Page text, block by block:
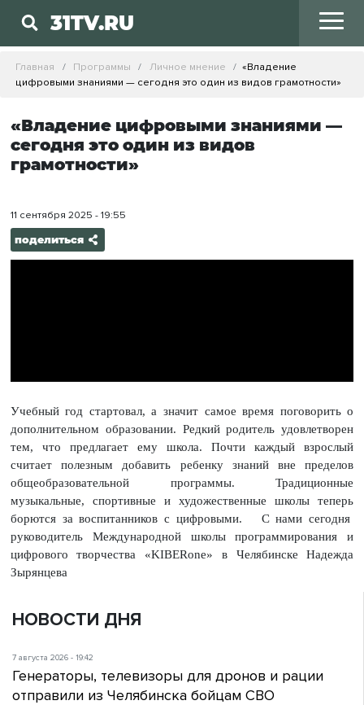
31TV.RU
Главная Программы Личное мнение
«Владение
цифровыми знаниями — сегодня это один из видов грамотности»
«Владение цифровыми знаниями —
сегодня это один из видов
грамотности»
11 сентября 2025 - 19:55
поделиться
Учебный год стартовал, а значит самое время поговорить о
дополнительном образовании. Редкий родитель удовлетворен
тем, что предлагает ему школа. Почти каждый взрослый
считает полезным добавить ребенку знаний вне пределов
общеобразовательной программы. Традиционные
музыкальные, спортивные и художественные школы теперь
борются за воспитанников с цифровыми. С нами сегодня
руководитель Международной школы программирования и
цифрового творчества «KIBERone» в Челябинске Надежда
Зырянцева
НОВОСТИ ДНЯ
7 августа 2026 - 19:42
Генераторы, телевизоры для дронов и рации
отправили из Челябинска бойцам СВО